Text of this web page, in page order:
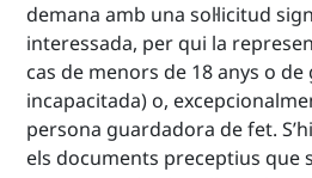
demana amb una sol·licitud
interessada, per qui la
cas de menors de 18 anys o
incapacitada) o,
persona guardadora de fet.
els documents preceptius que